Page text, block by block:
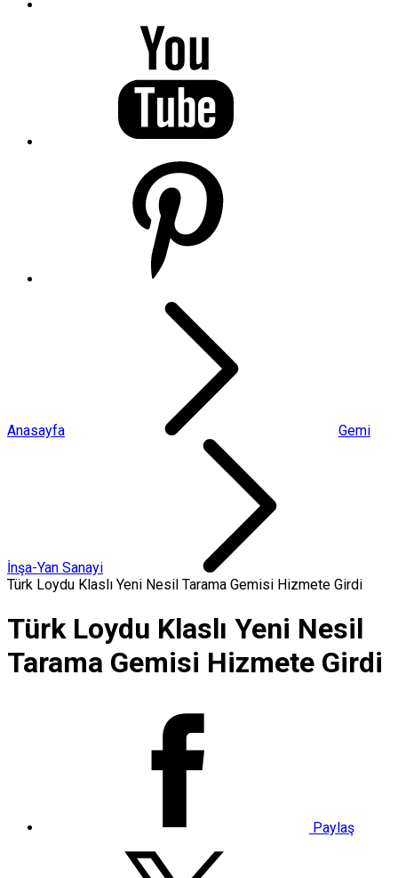
Anasayfa Gemi
İnşa-Yan Sanayi
Türk Loydu Klaslı Yeni Nesil Tarama Gemisi Hizmete Girdi
Türk Loydu Klaslı Yeni Nesil
Tarama Gemisi Hizmete Girdi
Paylaş